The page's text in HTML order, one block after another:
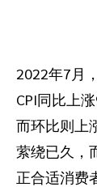
助力品牌
SaaS合
服务
活动中心
PXA线上
2022年7月
CPI同比上
而环比则上
萦绕已久，
正合适消费